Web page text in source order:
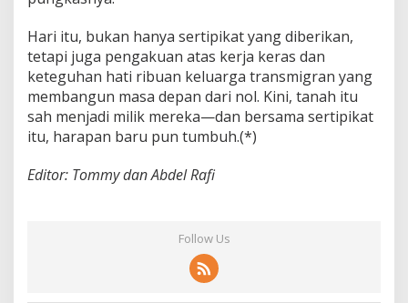
Hari itu, bukan hanya sertipikat yang diberikan,
tetapi juga pengakuan atas kerja keras dan
keteguhan hati ribuan keluarga transmigran yang
membangun masa depan dari nol. Kini, tanah itu
sah menjadi milik mereka—dan bersama sertipikat
itu, harapan baru pun tumbuh.(*)
Editor: Tommy dan Abdel Rafi
Follow Us